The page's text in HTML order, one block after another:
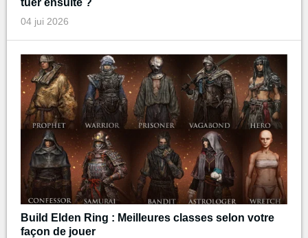
04 jui 2026
Build Elden Ring : Meilleures classes selon votre
façon de jouer